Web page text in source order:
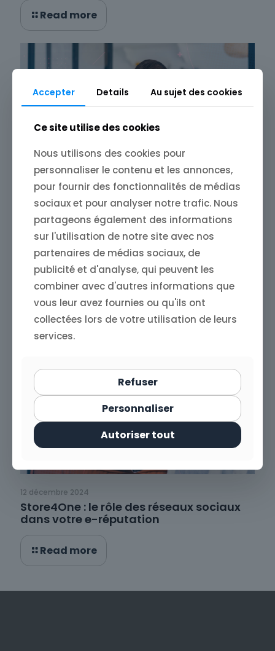
Read more
12 décembre 2024
Store4One : surveiller votre marque en
ligne pour anticiper les crises
Read more
12 décembre 2024
Store4One : le rôle des réseaux sociaux
dans votre e-réputation
Read more
Accepter Details Au sujet des cookies
Ce site utilise des cookies
Nous utilisons des cookies pour
personnaliser le contenu et les annonces,
pour fournir des fonctionnalités de médias
sociaux et pour analyser notre trafic. Nous
partageons également des informations
sur l'utilisation de notre site avec nos
partenaires de médias sociaux, de
publicité et d'analyse, qui peuvent les
combiner avec d'autres informations que
vous leur avez fournies ou qu'ils ont
collectées lors de votre utilisation de leurs
services.
Refuser
Personnaliser
Autoriser tout